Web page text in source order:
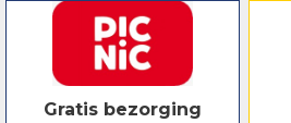
Gratis bezorging